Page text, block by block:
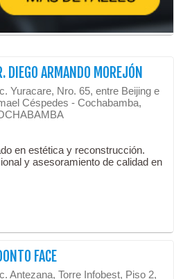
DIEGO ARMANDO MOREJÓN
Yuracare, Nro. 65, entre Beijing e
Céspedes - Cochabamba,
en estética y reconstrucción.
y asesoramiento de calidad en
FACE
Antezana, Torre Infobest, Piso 2,